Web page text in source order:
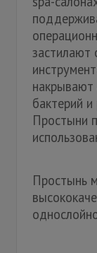
застилают
бактерий
Простыни
Простынь